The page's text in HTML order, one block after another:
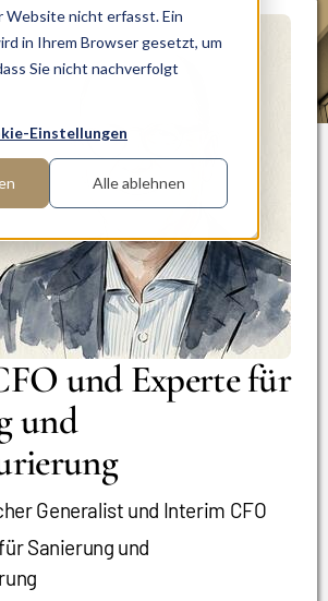
Website nicht erfasst. Ein
in Ihrem Browser gesetzt, um
Sie nicht nachverfolgt
Einstellungen
Alle ablehnen
und Experte für
und
Generalist und Interim CFO
Sanierung und